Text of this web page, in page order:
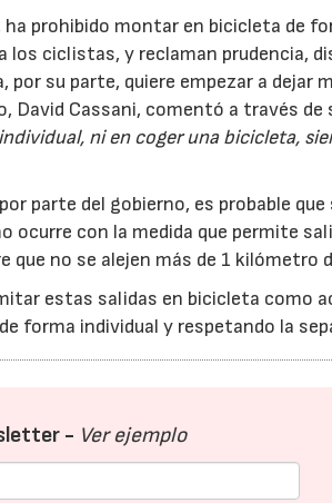
prohibido montar en bicicleta de
ciclistas, y reclaman prudencia,
su parte, quiere empezar a dejar
David Cassani, comentó a través de
ni en coger una bicicleta,
parte del gobierno, es probable
con la medida que permite
que no se alejen más de 1 kilómetro
estas salidas en bicicleta como
forma individual y respetando la
- Ver ejemplo